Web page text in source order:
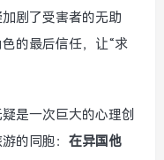
剧了受害者的无助
的最后信任，让“求
是一次巨大的心理创
的同胞： 在异国他